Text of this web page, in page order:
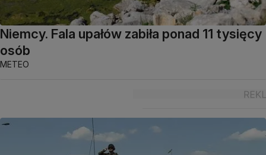
Niemcy. Fala upałów zabiła ponad 11 tysięcy
osób
METEO